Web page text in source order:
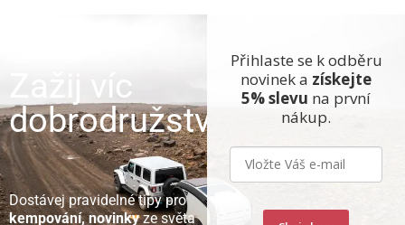
Zažij víc
dobrodružství
Dostávej pravidelné tipy pro
kempování, novinkyze světa
Přihlaste se k odběru
novinek a získejte
5% slevu na první
nákup.